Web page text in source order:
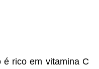
é rico em vitamina C